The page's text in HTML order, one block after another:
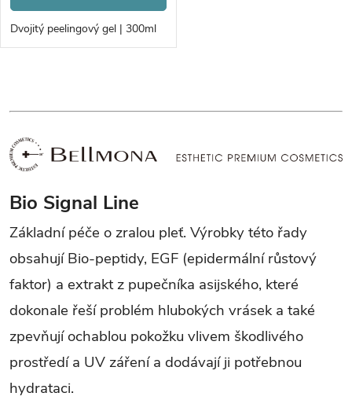
Dvojitý peelingový gel | 300ml
l
á
d
a
c
í
p
r
Bio Signal Line
Základní péče o zralou pleť. Výrobky této řady
obsahují Bio-peptidy, EGF (epidermální růstový
faktor) a extrakt z pupečníka asijského, které
dokonale řeší problém hlubokých vrásek a také
zpevňují ochablou pokožku vlivem škodlivého
prostředí a UV záření a dodávají ji potřebnou
hydrataci.